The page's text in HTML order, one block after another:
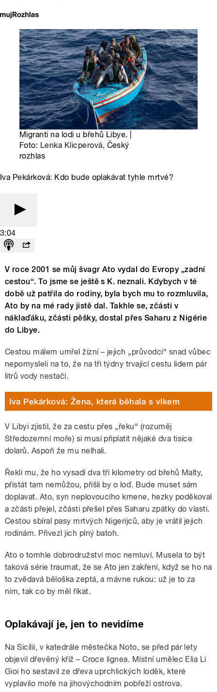
Migranti na lodi u břehů Libye. |
Foto: Lenka Klicperová, Český
rozhlas
Iva Pekárková: Kdo bude oplakávat tyhle mrtvé?
3:04
V roce 2001 se můj švagr Ato vydal do Evropy „zadní
cestou“. To jsme se ještě s K. neznali. Kdybych v té
době už patřila do rodiny, byla bych mu to rozmluvila,
Ato by na mé rady jistě dal. Takhle se, zčásti v
náklaďáku, zčásti pěšky, dostal přes Saharu z Nigérie
do Libye.
Cestou málem umřel žízní – jejich „průvodci“ snad vůbec
nepomysleli na to, že na tři týdny trvající cestu lidem pár
litrů vody nestačí.
Iva Pekárková: Žena, která běhala s vlkem
V Libyi zjistil, že za cestu přes „řeku“ (rozuměj
Středozemní moře) si musí připlatit nějaké dva tisíce
dolarů. Aspoň že mu nelhali.
Řekli mu, že ho vysadí dva tři kilometry od břehů Malty,
přistát tam nemůžou, přišli by o loď. Bude muset sám
doplavat. Ato, syn neplovoucího kmene, hezky poděkoval
a zčásti přejel, zčásti přešel přes Saharu zpátky do vlasti.
Cestou sbíral pasy mrtvých Nigerijců, aby je vrátil jejich
rodinám. Přivezl jich plný batoh.
Ato o tomhle dobrodružství moc nemluví. Musela to být
taková série traumat, že se Ato jen zakření, když se ho na
to zvědavá běloška zeptá, a mávne rukou: už je to za
ním, tak co by měl říkat.
Oplakávají je, jen to nevidíme
Na Sicílii, v katedrále městečka Noto, se před pár lety
objevil dřevěný kříž – Croce lignea. Místní umělec Elia Li
Gioi ho sestavil ze dřeva uprchlických loděk, které
vyplavilo moře na jihovýchodním pobřeží ostrova.